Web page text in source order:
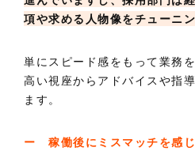
項や求める人物像をチューニ
単にスピード感をもって業務
高い視座からアドバイスや指
ます。
ー 稼働後にミスマッチを感